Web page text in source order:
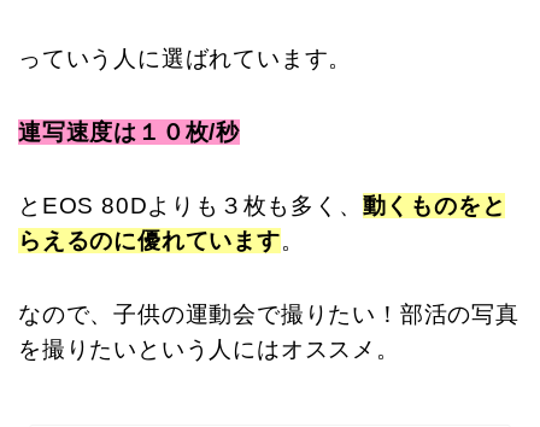
っていう人に選ばれています。
連写速度は１０枚/秒
とEOS 80Dよりも３枚も多く、 動くものをと
らえるのに優れています。
なので、子供の運動会で撮りたい！部活の写真
を撮りたいという人にはオススメ。